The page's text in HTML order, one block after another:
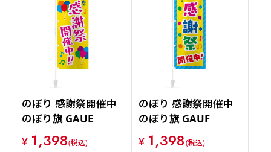
のぼり 感謝祭開催中
のぼり旗 GAUE
¥ 1,398(税込)
のぼり 感謝祭開催中
のぼり旗 GAUF
¥ 1,398(税込)